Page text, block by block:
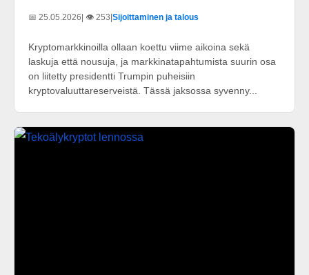
📅 25.05.2026| 👁️ 253|Sijoittaminen ja talous
Kryptomarkkinoilla ollaan koettu viime aikoina sekä
laskuja että nousuja, ja markkinatapahtumista suurin osa
on liitetty presidentti Trumpin puheisiin
kryptovaluuttareserveistä. Tässä jaksossa syvenny...